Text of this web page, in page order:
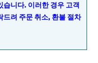
습니다. 이러한 경우 고객
드려 주문 취소, 환불 절차